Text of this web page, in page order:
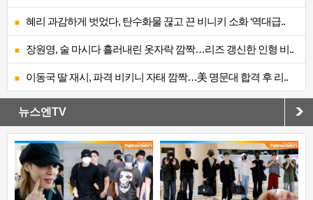
혜리 과감하게 벗었다, 탄수화물 끊고 끈 비니키 소화 ‘역대급..
장원영, 술 마시다 흘러내린 옷자락 깜짝…리즈 갱신한 인형 비..
이동국 딸 재시, 파격 비키니 자태 깜짝…美 명문대 합격 후 리..
뉴스엔TV